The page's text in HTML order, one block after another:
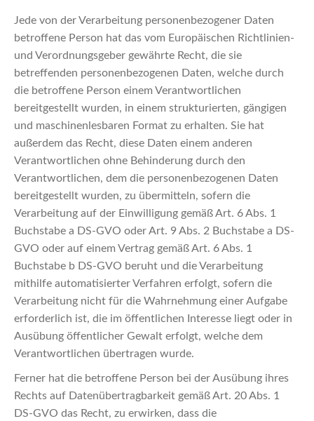
Jede von der Verarbeitung personenbezogener Daten
betroffene Person hat das vom Europäischen Richtlinien-
und Verordnungsgeber gewährte Recht, die sie
betreffenden personenbezogenen Daten, welche durch
die betroffene Person einem Verantwortlichen
bereitgestellt wurden, in einem strukturierten, gängigen
und maschinenlesbaren Format zu erhalten. Sie hat
außerdem das Recht, diese Daten einem anderen
Verantwortlichen ohne Behinderung durch den
Verantwortlichen, dem die personenbezogenen Daten
bereitgestellt wurden, zu übermitteln, sofern die
Verarbeitung auf der Einwilligung gemäß Art. 6 Abs. 1
Buchstabe a DS-GVO oder Art. 9 Abs. 2 Buchstabe a DS-
GVO oder auf einem Vertrag gemäß Art. 6 Abs. 1
Buchstabe b DS-GVO beruht und die Verarbeitung
mithilfe automatisierter Verfahren erfolgt, sofern die
Verarbeitung nicht für die Wahrnehmung einer Aufgabe
erforderlich ist, die im öffentlichen Interesse liegt oder in
Ausübung öffentlicher Gewalt erfolgt, welche dem
Verantwortlichen übertragen wurde.
Ferner hat die betroffene Person bei der Ausübung ihres
Rechts auf Datenübertragbarkeit gemäß Art. 20 Abs. 1
DS-GVO das Recht, zu erwirken, dass die